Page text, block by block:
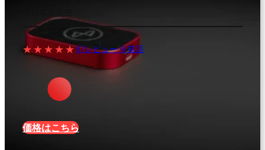
★★★★★87レビュー ※英語
価格はこちら